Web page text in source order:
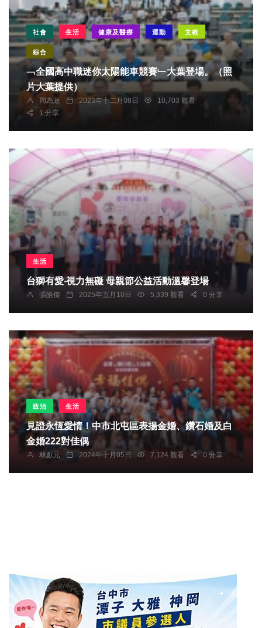
社會 生活 健康及醫療 運動 文教
綜合
﹁全國高中職迷你太陽能車競賽﹂大葉登場。（照
片大葉提供）
周為政 2023年十二月08日
10,703 觀看
1 分享
生活
台獅有愛‧視力無礙 母親節公益活動溫馨登場
張皓傑 2025年五月10日 5,339 觀看 0 分享
政治 生活
見證永恆愛情！中市北屯區表揚金婚、鑽石婚及白
金婚222對佳偶
林獻元 2024年十月05日 7,124 觀看 0 分享